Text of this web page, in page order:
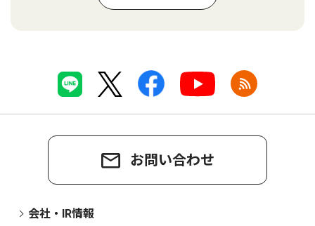
お問い合わせ
会社・IR情報